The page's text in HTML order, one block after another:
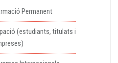
Permanent
(estudiants, titulats i